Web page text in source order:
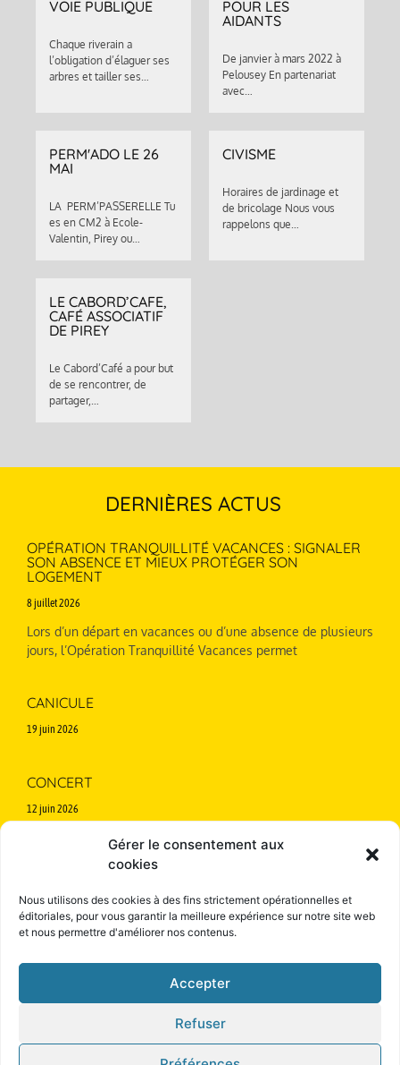
Gérer le consentement aux
cookies
Nous utilisons des cookies à des fins strictement opérationnelles et
éditoriales, pourvous garantir la meilleure expérience sur notre site web
et nous permettre d'améliorer nos contenus.
Accepter
Refuser
VOIE PUBLIQUE
Chaque riverain a
l’obligation d’élaguer ses
arbres et tailler ses…
POUR LES
AIDANTS
De janvier à mars 2022 à
Pelousey En partenariat
avec…
PERM'ADO LE 26
MAI
LA PERM’PASSERELLE Tu
es en CM2 à Ecole-
Valentin, Pirey ou…
CIVISME
Horaires de jardinage et
de bricolage Nous vous
rappelons que…
LE CABORD’CAFE,
CAFÉ ASSOCIATIF
DE PIREY
Le Cabord’Café a pour but
de se rencontrer, de
partager,…
DERNIÈRES ACTUS
OPÉRATION TRANQUILLITÉ VACANCES : SIGNALER
SON ABSENCE ET MIEUX PROTÉGER SON
LOGEMENT
8 juillet 2026
Lors d’un départ en vacances ou d’une absence de plusieurs
jours, l’Opération Tranquillité Vacances permet
CANICULE
19 juin 2026
CONCERT
12 juin 2026
Annulé en cas de pluie
© Tous droits réservé Textes et images - Crédits Photo extérieur : Eric